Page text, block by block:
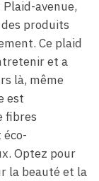
Plaid-avenue,
produits
Ce plaid
et a
là, même
est
fibres
Optez pour
la beauté et la